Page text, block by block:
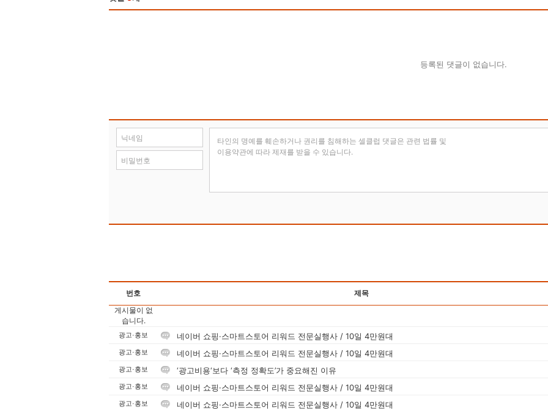
등록된 댓글이 없습니다.
타인의 명예를 훼손하거나 권리를 침해하는 셀클럽 댓글은 관련 법률 및
이용약관에 따라 제재를 받을 수 있습니다.
번호
제목
게시물이 없
습니다.
광고·홍보 네이버 쇼핑·스마트스토어 리워드 전문실행사 / 10일 4만원대
광고·홍보 네이버 쇼핑·스마트스토어 리워드 전문실행사 / 10일 4만원대
광고·홍보 ‘광고비용‘보다 ‘측정 정확도’가 중요해진 이유
광고·홍보 네이버 쇼핑·스마트스토어 리워드 전문실행사 / 10일 4만원대
광고·홍보 네이버 쇼핑·스마트스토어 리워드 전문실행사 / 10일 4만원대